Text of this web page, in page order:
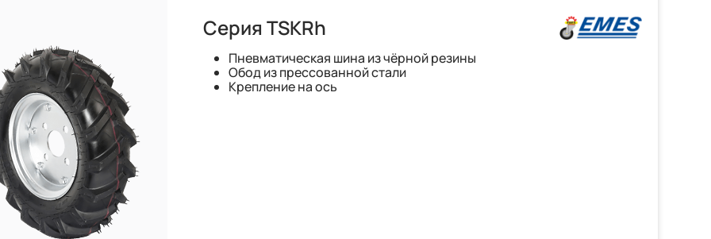
Серия TSKRh
Пневматическая шина из чёрной резины
Обод из прессованной стали
Крепление на ось